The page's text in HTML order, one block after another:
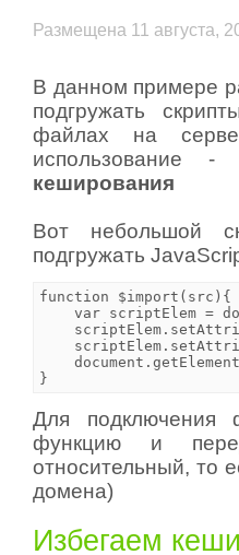
Размещена 11 августа,
В данном примере
подгружать
файлах на
использование -
кеширования
Вот небольшой
подгружать
function $import(src){
var scriptElem =
Для подключения
функцию и
относительный, то
домена)
Избегаем